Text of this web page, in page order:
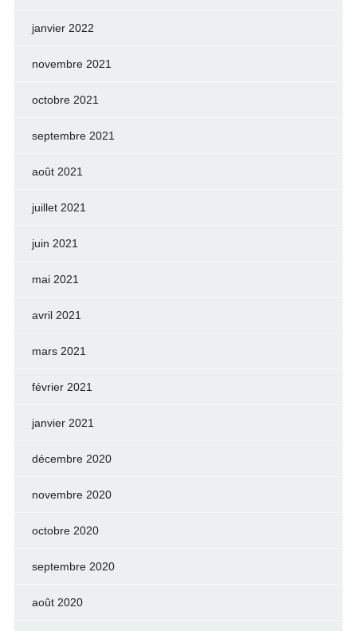
janvier 2022
novembre 2021
octobre 2021
septembre 2021
août 2021
juillet 2021
juin 2021
mai 2021
avril 2021
mars 2021
février 2021
janvier 2021
décembre 2020
novembre 2020
octobre 2020
septembre 2020
août 2020